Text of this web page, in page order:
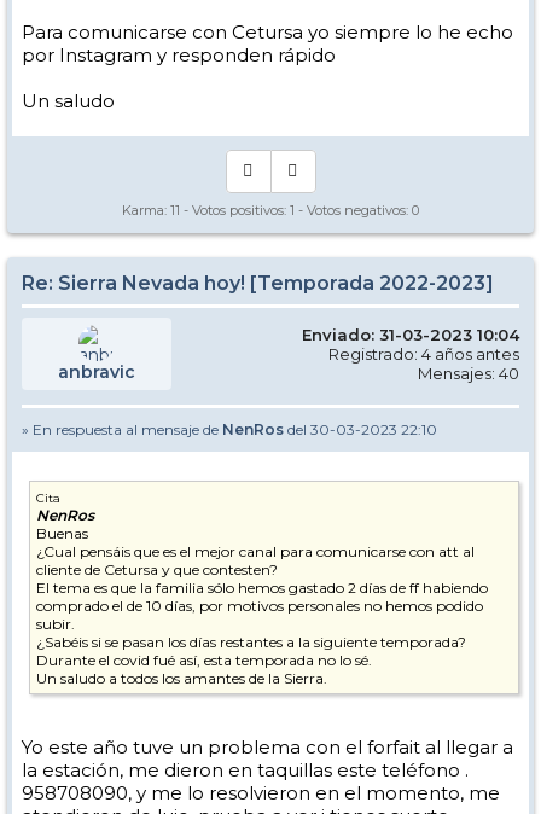
Para comunicarse con Cetursa yo siempre lo he echo
por Instagram y responden rápido
Un saludo
Karma: 11 - Votos positivos: 1 - Votos negativos: 0
Re: Sierra Nevada hoy! [Temporada 2022-2023]
anbravic
Enviado: 31-03-2023 10:04
Registrado: 4 años antes
Mensajes: 40
» En respuesta al mensaje de NenRos del 30-03-2023 22:10
Cita
NenRos
Buenas
¿Cual pensáis que es el mejor canal para comunicarse con att al
cliente de Cetursa y que contesten?
El tema es que la familia sólo hemos gastado 2 días de ff habiendo
comprado el de 10 días, por motivos personales no hemos podido
subir.
¿Sabéis si se pasan los días restantes a la siguiente temporada?
Durante el covid fué así, esta temporada no lo sé.
Un saludo a todos los amantes de la Sierra.
Yo este año tuve un problema con el forfait al llegar a
la estación, me dieron en taquillas este teléfono .
958708090, y me lo resolvieron en el momento, me